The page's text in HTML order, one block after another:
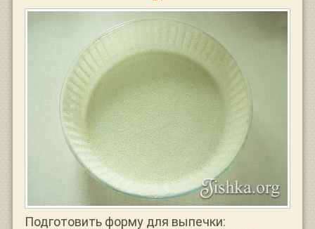
Подготовить форму для выпечки: